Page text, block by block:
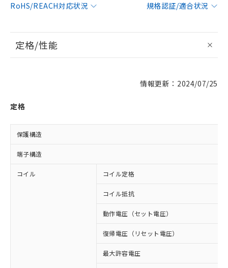
RoHS/REACH対応状況
規格認証/適合状況
定格/性能
情報更新：2024/07/25
定格
保護構造
端子構造
コイル コイル定格
コイル抵抗
動作電圧（セット電圧）
復帰電圧（リセット電圧）
最大許容電圧